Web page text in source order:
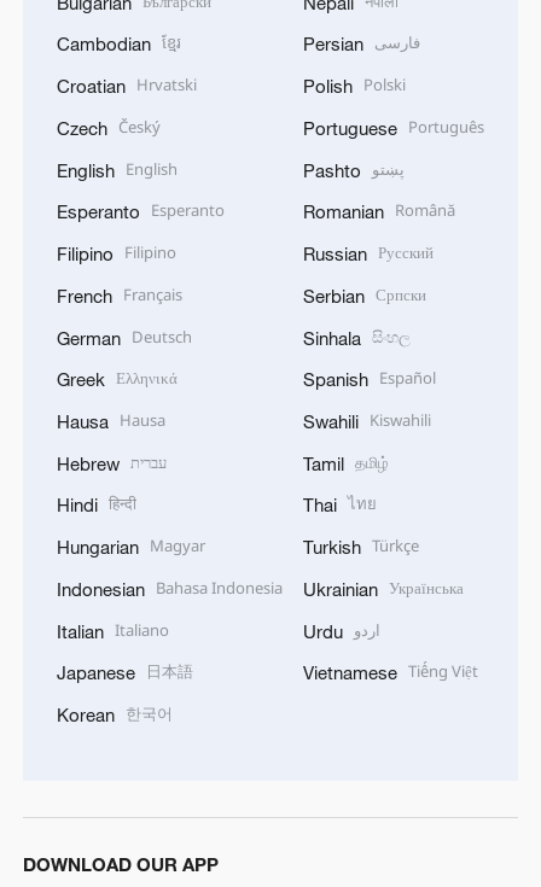
Cambodian ខ្មែរ
Croatian Hrvatski
Czech Český
English English
Esperanto Esperanto
Filipino Filipino
French Français
German Deutsch
Greek Ελληνικά
Hausa Hausa
Hebrew עברית
Hindi हिन्दी
Hungarian Magyar
Indonesian Bahasa Indonesia
Italian Italiano
Japanese 日本語
Korean 한국어
Persian فارسی
Polish Polski
Portuguese Português
Pashto پښتو
Romanian Română
Russian Русский
Serbian Српски
Sinhala සිංහල
Spanish Español
Swahili Kiswahili
Tamil தமிழ்
Thai ไทย
Turkish Türkçe
Ukrainian Українська
Urdu اردو
Vietnamese Tiếng Việt
DOWNLOAD OUR APP